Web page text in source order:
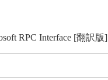
RPC Interface [翻訳版]